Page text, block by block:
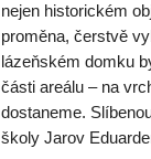
nejen historickém
proměna, čerstvě
lázeňském domku
části areálu – na
dostaneme.
školy Jarov